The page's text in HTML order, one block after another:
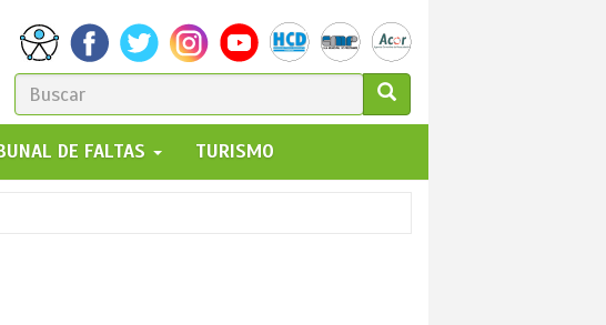
FORMULARIO
DE
BÚSQUEDA
GO!
DE FALTAS TURISMO